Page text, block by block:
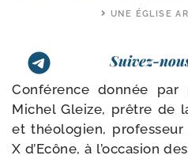
UNE ÉGLISE
Suivez-
Conférence don­née par
Michel Gleize, prêtre de
et théo­lo­gien, pro­fes­seur
X d’Ecône, à l’oc­ca­sion